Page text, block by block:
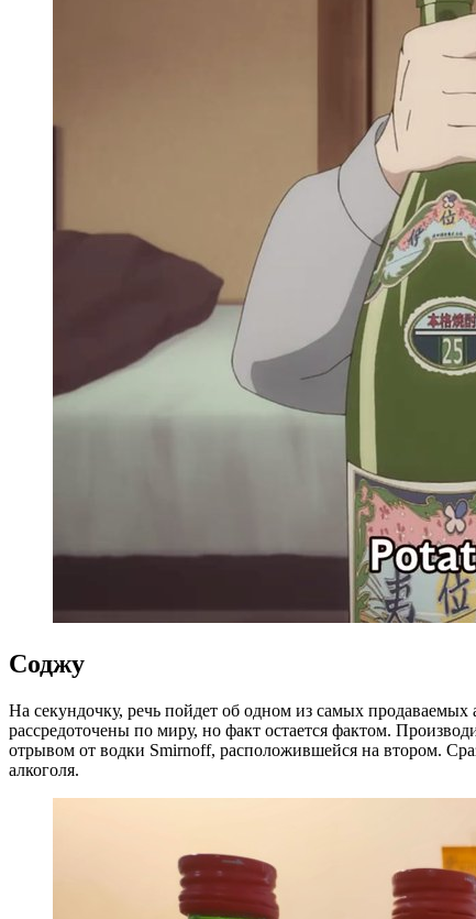
Соджу
На секундочку, речь пойдет об одном из самых
рассредоточены по миру, но факт остается фактом.
отрывом от водки Smirnoff, расположившейся на втором.
алкоголя.